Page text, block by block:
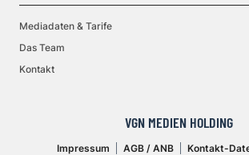
Mediadaten & Tarife
Das Team
Kontakt
VGN MEDIEN HOLDING
Impressum AGB / ANB
Kontakt-